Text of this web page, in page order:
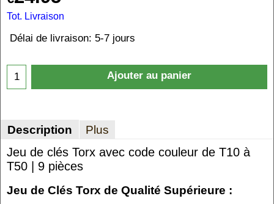
Tot. Livraison
Délai de livraison: 5-7 jours
Ajouter au panier
Description Plus
Jeu de clés Torx avec code couleur de T10 à
T50 | 9 pièces
Jeu de Clés Torx de Qualité Supérieure :